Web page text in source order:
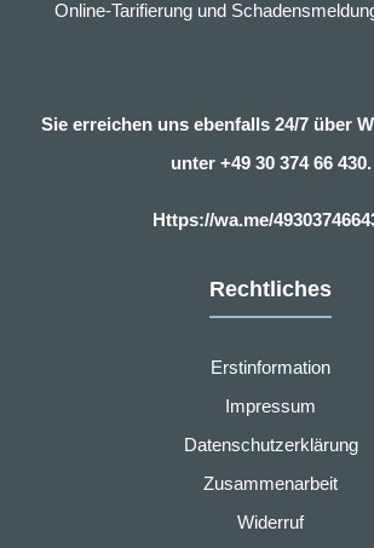
Online-Tarifierung und
Sie erreichen uns ebenfalls 24/7 über
unter +49 30 374 66 430.
Https://wa.me/
Rechtliches
Erstinformation
Impressum
Datenschutzerklärung
Zusammenarbeit
Widerruf